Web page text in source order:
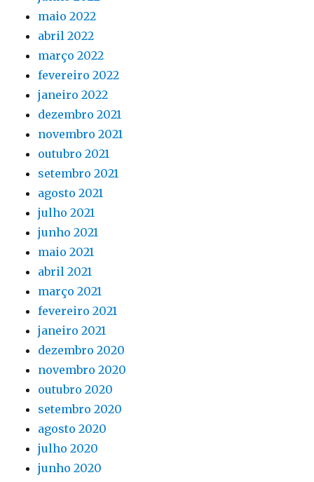
maio 2022
abril 2022
março 2022
fevereiro 2022
janeiro 2022
dezembro 2021
novembro 2021
outubro 2021
setembro 2021
agosto 2021
julho 2021
junho 2021
maio 2021
abril 2021
março 2021
fevereiro 2021
janeiro 2021
dezembro 2020
novembro 2020
outubro 2020
setembro 2020
agosto 2020
julho 2020
junho 2020